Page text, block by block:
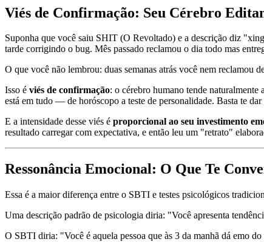
Viés de Confirmação: Seu Cérebro
Suponha que você saiu SHIT (O Revoltado) e a descrição diz
tarde corrigindo o bug. Mês passado reclamou o dia todo mas
O que você não lembrou: duas semanas atrás você nem reclamou
Isso é viés de confirmação: o cérebro humano tende naturalmente
está em tudo — de horóscopo a teste de personalidade. Basta te
E a intensidade desse viés é proporcional ao seu investimento
resultado carregar com expectativa, e então leu um "retrato"
Ressonância Emocional: O Que Te
Essa é a maior diferença entre o SBTI e testes psicológicos
Uma descrição padrão de psicologia diria: "Você apresenta
O SBTI diria: "Você é aquela pessoa que às 3 da manhã dá emo